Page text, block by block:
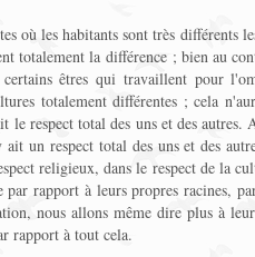
où les habitants sont très différents
totalement la différence ; bien au
êtres qui travaillent pour
totalement différentes ; cela
le respect total des uns et des autres.
un respect total des uns et des
religieux, dans le respect de la
par rapport à leurs propres racines,
nous allons même dire plus à
rapport à tout cela.